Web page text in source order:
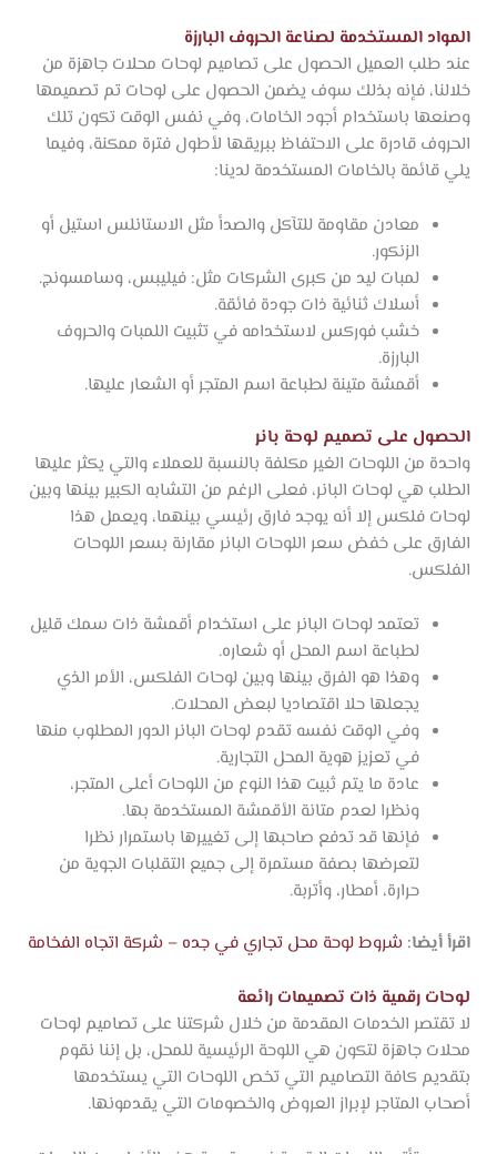
المواد المستخدمة لصناعة الحروف البارزة
عند طلب العميل الحصول على تصاميم لوحات محلات جاهزة من
خلالنا، فإنه بذلك سوف يضمن الحصول على لوحات تم تصميمها
وصنعها باستخدام أجود الخامات، وفي نفس الوقت تكون تلك
الحروف قادرة على الاحتفاظ ببريقها لأطول فترة ممكنة، وفيما
يلي قائمة بالخامات المستخدمة لدينا:
معادن مقاومة للتآكل والصدأ مثل الاستانلس استيل أو
الزنكور.
لمبات ليد من كبرى الشركات مثل: فيليبس، وسامسونج.
أسلاك ثنائية ذات جودة فائقة.
خشب فوركس لاستخدامه في تثبيت اللمبات والحروف
البارزة.
أقمشة متينة لطباعة اسم المتجر أو الشعار عليها.
الحصول على تصميم لوحة بانر
واحدة من اللوحات الغير مكلفة بالنسبة للعملاء والتي يكثر عليها
الطلب هي لوحات البانر، فعلى الرغم من التشابه الكبير بينها وبين
لوحات فلكس إلا أنه يوجد فارق رئيسي بينهما، ويعمل هذا
الفارق على خفض سعر اللوحات البانر مقارنة بسعر اللوحات
الفلكس.
تعتمد لوحات البانر على استخدام أقمشة ذات سمك قليل
لطباعة اسم المحل أو شعاره.
وهذا هو الفرق بينها وبين لوحات الفلكس، الأمر الذي
يجعلها حلا اقتصاديا لبعض المحلات.
وفي الوقت نفسه تقدم لوحات البانر الدور المطلوب منها
في تعزيز هوية المحل التجارية.
عادة ما يتم ثبيت هذا النوع من اللوحات أعلى المتجر،
ونظرا لعدم متانة الأقمشة المستخدمة بها.
فإنها قد تدفع صاحبها إلى تغييرها باستمرار نظرا
لتعرضها بصفة مستمرة إلى جميع التقلبات الجوية من
حرارة، أمطار، وأتربة.
اقرأ أيضا: شروط لوحة محل تجاري في جده – شركة اتجاه الفخامة
لوحات رقمية ذات تصميمات رائعة
لا تقتصر الخدمات المقدمة من خلال شركتنا على تصاميم لوحات
محلات جاهزة لتكون هي اللوحة الرئيسية للمحل، بل إننا نقوم
بتقديم كافة التصاميم التي تخص اللوحات التي يستخدمها
أصحاب المتاجر لإبراز العروض والخصومات التي يقدمونها.